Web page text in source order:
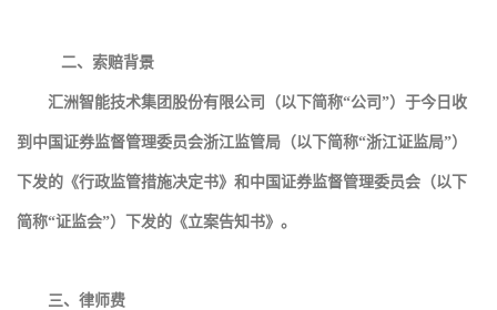
二、索赔背景
汇洲智能技术集团股份有限公司（以下简称“公司”）于今日收
到中国证券监督管理委员会浙江监管局（以下简称“浙江证监局”）
下发的《行政监管措施决定书》和中国证券监督管理委员会（以下
简称“证监会”）下发的《立案告知书》。
三、律师费